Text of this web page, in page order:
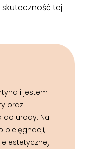
tej
i jestem
oraz
do urody. Na
pielęgnacji,
estetycznej,